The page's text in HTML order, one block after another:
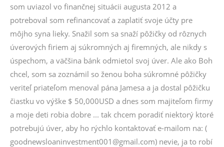
som uviazol vo finančnej situácii augusta 2012 a
potreboval som refinancovať a zaplatiť svoje účty pre
môjho syna lieky. Snažil som sa snaží pôžičky od rôznych
úverových firiem aj súkromných aj firemných, ale nikdy s
úspechom, a väčšina bánk odmietol svoj úver. Ale ako Boh
chcel, som sa zoznámil so ženou boha súkromné pôžičky
veriteľ priateľom menoval pána Jamesa a ja dostal pôžičku
čiastku vo výške $ 50,000USD a dnes som majiteľom firmy
a moje deti robia dobre ... tak chcem poradiť niektorý ktoré
potrebujú úver, aby ho rýchlo kontaktovať e-mailom na: (
goodnewsloaninvestment001@gmail.com) nevie, ja to robí